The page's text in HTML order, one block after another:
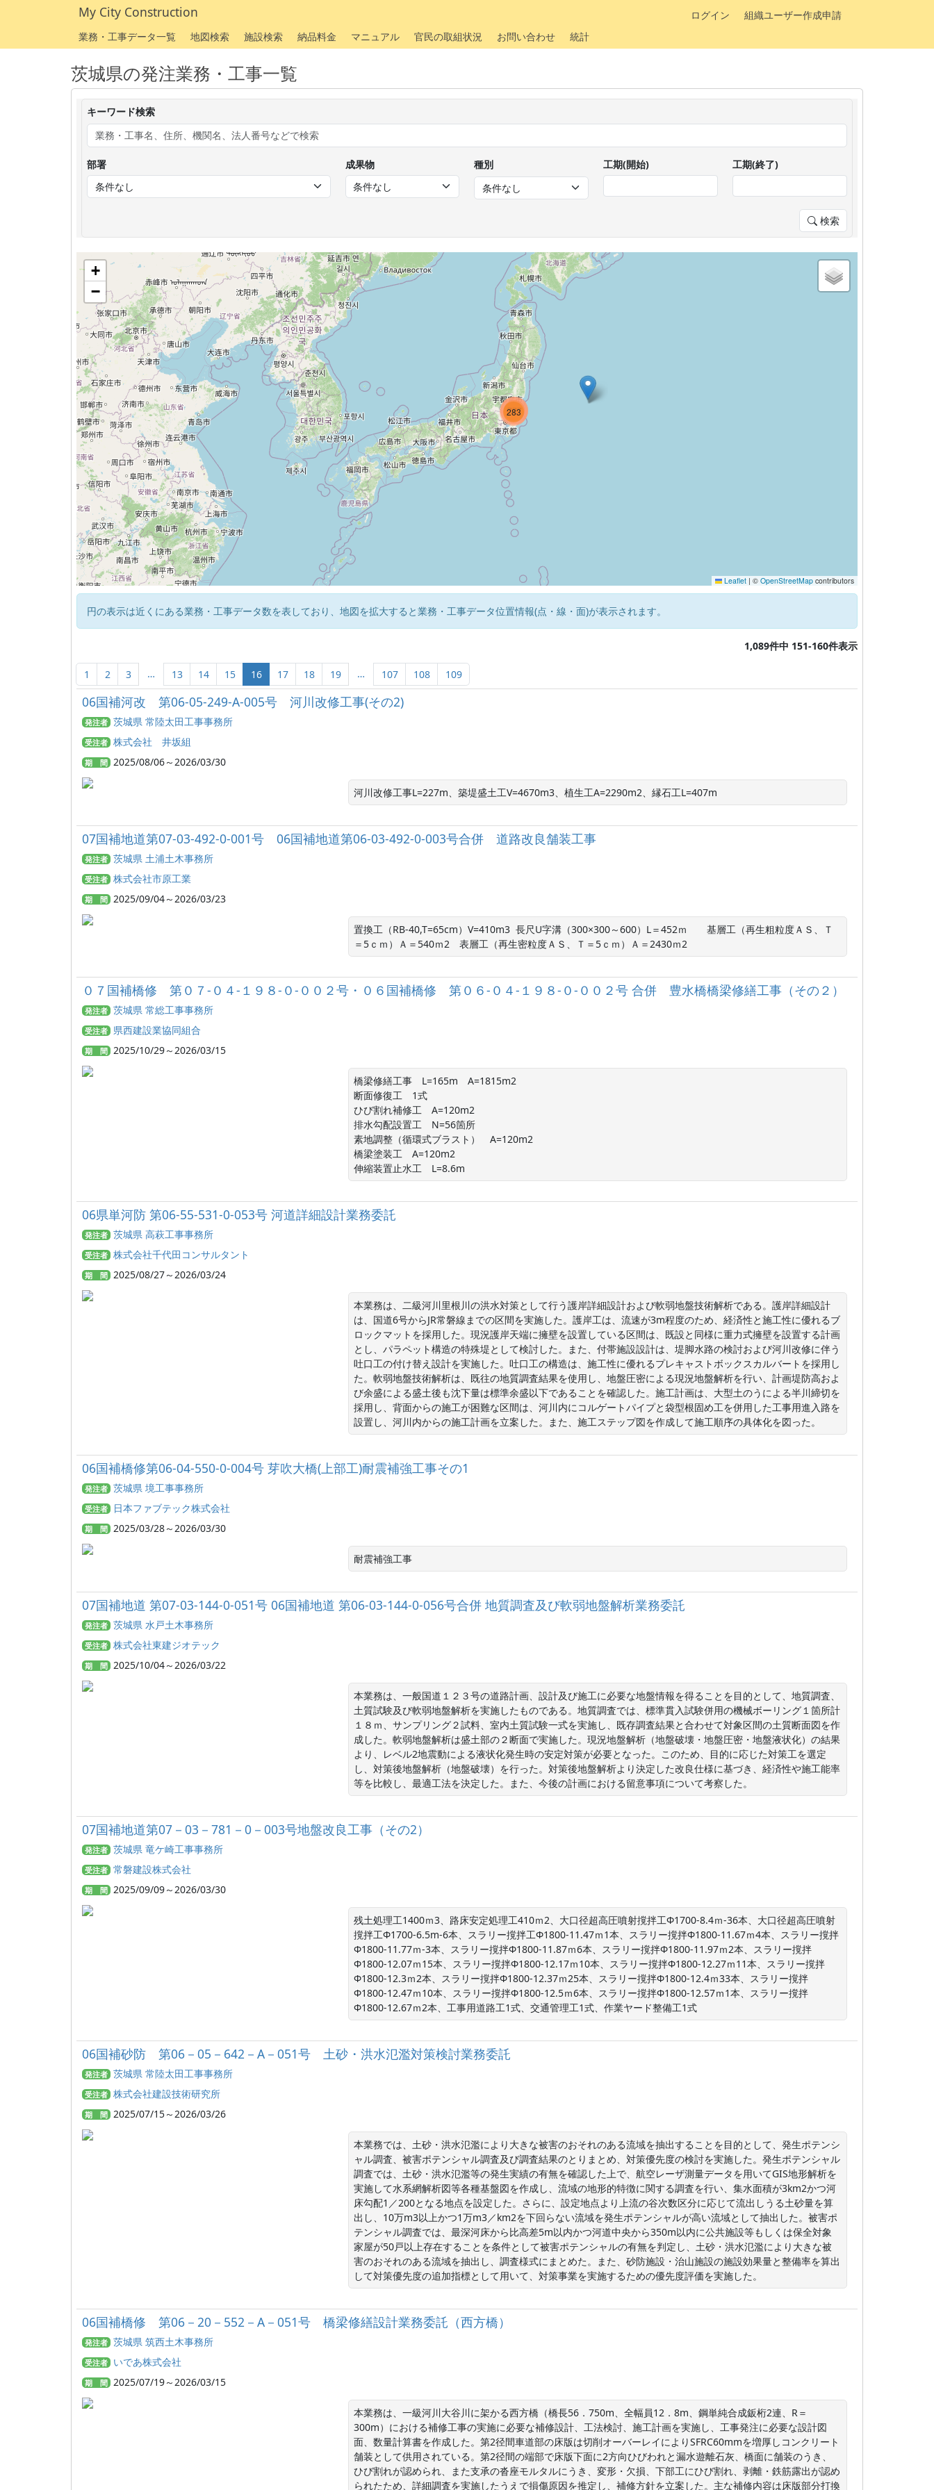
My City Construction ログイン
組織ユーザー作成申請
業務・工事データ一覧
地図検索 施設検索 納品料金 マニュアル 官民の取組状況 お問い合わせ 統計
茨城県の発注業務・工事一覧
キーワード検索
部署 成果物 種別 工期(開始) 工期(終了)
検索
283
991
777
+
−
Leaflet | © OpenStreetMap contributors
円の表示は近くにある業務・工事データ数を表しており、地図を拡大すると業務・工事データ位置情報(点・線・面)が表示されます。
1,089件中 151-160件表示
1 2 3 … 13 14 15 16 17 18 19 … 107 108 109
06国補河改 第06-05-249-A-005号 河川改修工事(その2)
発注者 茨城県 常陸太田工事事務所
受注者 株式会社 井坂組
期 間 2025/08/06～2026/03/30
河川改修工事L=227m、築堤盛土工V=4670m3、植生工A=2290m2、縁石工L=407m
07国補地道第07-03-492-0-001号 06国補地道第06-03-492-0-003号合併 道路改良舗装工事
発注者 茨城県 土浦土木事務所
受注者 株式会社市原工業
期 間 2025/09/04～2026/03/23
置換工（RB-40,T=65cm）V=410m3  長尺U字溝（300×300～600）L＝452ｍ　　基層工（再生粗粒度ＡＳ、Ｔ
＝5ｃｍ）Ａ＝540ｍ2　表層工（再生密粒度ＡＳ、Ｔ＝5ｃｍ）Ａ＝2430ｍ2
０７国補橋修 第０７-０４-１９８-０-００２号・０６国補橋修 第０６-０４-１９８-０-００２号 合併 豊水橋橋梁修繕工事（その２）
発注者 茨城県 常総工事事務所
受注者 県西建設業協同組合
期 間 2025/10/29～2026/03/15
橋梁修繕工事　L=165m　A=1815m2
断面修復工　1式
ひび割れ補修工　A=120m2
排水勾配設置工　N=56箇所
素地調整（循環式ブラスト）　A=120m2
橋梁塗装工　A=120m2
伸縮装置止水工　L=8.6m
06県単河防 第06-55-531-0-053号 河道詳細設計業務委託
発注者 茨城県 高萩工事事務所
受注者 株式会社千代田コンサルタント
期 間 2025/08/27～2026/03/24
本業務は、二級河川里根川の洪水対策として行う護岸詳細設計および軟弱地盤技術解析である。護岸詳細設計
は、国道6号からJR常磐線までの区間を実施した。護岸工は、流速が3m程度のため、経済性と施工性に優れるブ
ロックマットを採用した。現況護岸天端に擁壁を設置している区間は、既設と同様に重力式擁壁を設置する計画
とし、パラペット構造の特殊堤として検討した。また、付帯施設設計は、堤脚水路の検討および河川改修に伴う
吐口工の付け替え設計を実施した。吐口工の構造は、施工性に優れるプレキャストボックスカルバートを採用し
た。軟弱地盤技術解析は、既往の地質調査結果を使用し、地盤圧密による現況地盤解析を行い、計画堤防高およ
び余盛による盛土後も沈下量は標準余盛以下であることを確認した。施工計画は、大型土のうによる半川締切を
採用し、背面からの施工が困難な区間は、河川内にコルゲートパイプと袋型根固め工を併用した工事用進入路を
設置し、河川内からの施工計画を立案した。また、施工ステップ図を作成して施工順序の具体化を図った。
06国補橋修第06-04-550-0-004号 芽吹大橋(上部工)耐震補強工事その1
発注者 茨城県 境工事事務所
受注者 日本ファブテック株式会社
期 間 2025/03/28～2026/03/30
耐震補強工事
07国補地道 第07-03-144-0-051号 06国補地道 第06-03-144-0-056号合併 地質調査及び軟弱地盤解析業務委託
発注者 茨城県 水戸土木事務所
受注者 株式会社東建ジオテック
期 間 2025/10/04～2026/03/22
本業務は、一般国道１２３号の道路計画、設計及び施工に必要な地盤情報を得ることを目的として、地質調査、
土質試験及び軟弱地盤解析を実施したものである。地質調査では、標準貫入試験併用の機械ボーリング１箇所計
１８ｍ、サンプリング２試料、室内土質試験一式を実施し、既存調査結果と合わせて対象区間の土質断面図を作
成した。軟弱地盤解析は盛土部の２断面で実施した。現況地盤解析（地盤破壊・地盤圧密・地盤液状化）の結果
より、レベル2地震動による液状化発生時の安定対策が必要となった。このため、目的に応じた対策工を選定
し、対策後地盤解析（地盤破壊）を行った。対策後地盤解析より決定した改良仕様に基づき、経済性や施工能率
等を比較し、最適工法を決定した。また、今後の計画における留意事項について考察した。
07国補地道第07－03－781－0－003号地盤改良工事（その2）
発注者 茨城県 竜ケ崎工事事務所
受注者 常磐建設株式会社
期 間 2025/09/09～2026/03/30
残土処理工1400ｍ3、路床安定処理工410ｍ2、大口径超高圧噴射撹拌工Φ1700-8.4ｍ-36本、大口径超高圧噴射
撹拌工Φ1700-6.5m-6本、スラリー撹拌工Φ1800-11.47ｍ1本、スラリー撹拌Φ1800-11.67ｍ4本、スラリー撹拌
Φ1800-11.77ｍ-3本、スラリー撹拌Φ1800-11.87ｍ6本、スラリー撹拌Φ1800-11.97ｍ2本、スラリー撹拌
Φ1800-12.07ｍ15本、スラリー撹拌Φ1800-12.17ｍ10本、スラリー撹拌Φ1800-12.27ｍ11本、スラリー撹拌
Φ1800-12.3ｍ2本、スラリー撹拌Φ1800-12.37ｍ25本、スラリー撹拌Φ1800-12.4ｍ33本、スラリー撹拌
Φ1800-12.47ｍ10本、スラリー撹拌Φ1800-12.5ｍ6本、スラリー撹拌Φ1800-12.57ｍ1本、スラリー撹拌
Φ1800-12.67ｍ2本、工事用道路工1式、交通管理工1式、作業ヤード整備工1式
06国補砂防 第06－05－642－A－051号 土砂・洪水氾濫対策検討業務委託
発注者 茨城県 常陸太田工事事務所
受注者 株式会社建設技術研究所
期 間 2025/07/15～2026/03/26
本業務では、土砂・洪水氾濫により大きな被害のおそれのある流域を抽出することを目的として、発生ポテンシ
ャル調査、被害ポテンシャル調査及び調査結果のとりまとめ、対策優先度の検討を実施した。発生ポテンシャル
調査では、土砂・洪水氾濫等の発生実績の有無を確認した上で、航空レーザ測量データを用いてGIS地形解析を
実施して水系網解析図等各種基盤図を作成し、流域の地形的特徴に関する調査を行い、集水面積が3km2かつ河
床勾配1／200となる地点を設定した。さらに、設定地点より上流の谷次数区分に応じて流出しうる土砂量を算
出し、10万m3以上かつ1万m3／km2を下回らない流域を発生ポテンシャルが高い流域として抽出した。被害ポ
テンシャル調査では、最深河床から比高差5m以内かつ河道中央から350m以内に公共施設等もしくは保全対象
家屋が50戸以上存在することを条件として被害ポテンシャルの有無を判定し、土砂・洪水氾濫により大きな被
害のおそれのある流域を抽出し、調査様式にまとめた。また、砂防施設・治山施設の施設効果量と整備率を算出
して対策優先度の追加指標として用いて、対策事業を実施するための優先度評価を実施した。
06国補橋修 第06－20－552－A－051号 橋梁修繕設計業務委託（西方橋）
発注者 茨城県 筑西土木事務所
受注者 いであ株式会社
期 間 2025/07/19～2026/03/15
本業務は、一級河川大谷川に架かる西方橋（橋長56．750m、全幅員12．8m、鋼単純合成鈑桁2連、R＝
300m）における補修工事の実施に必要な補修設計、工法検討、施工計画を実施し、工事発注に必要な設計図
面、数量計算書を作成した。第2径間車道部の床版は切削オーバーレイによりSFRC60mmを増厚しコンクリート
舗装として供用されている。第2径間の端部で床版下面に2方向ひびわれと漏水遊離石灰、橋面に舗装のうき、
ひび割れが認められ、また支承の沓座モルタルにうき、変形・欠損、下部工にひび割れ、剥離・鉄筋露出が認め
られたため、詳細調査を実施したうえで損傷原因を推定し、補修方針を立案した。主な補修内容は床版部分打換